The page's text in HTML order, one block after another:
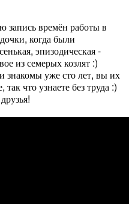
запись времён работы в
когда были
эпизодическая -
из семерых козлят :)
знакомы уже сто лет, вы их
что узнаете без труда :)